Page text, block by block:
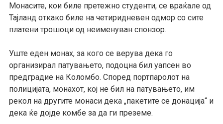
Монасите, кои биле претежно студенти, се враќале од
Тајланд откако биле на четиридневен одмор со сите
платени трошоци од неименуван спонзор.
Уште еден монах, за кого се верува дека го
организирал патувањето, подоцна бил уапсен во
предградие на Коломбо. Според портпаролот на
полицијата, монахот, кој не бил на патувањето, им
рекол на другите монаси дека „пакетите се донација“ и
дека ќе дојде комбе за да ги преземе.